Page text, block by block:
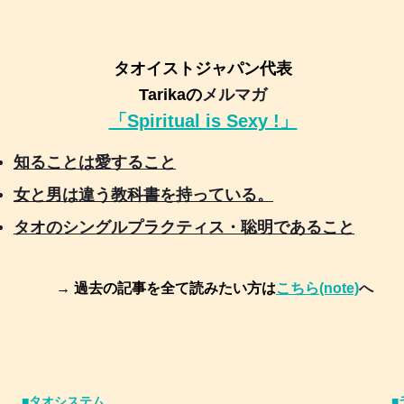
タオイストジャパン代表
Tarikaのメルマガ
「Spiritual is Sexy !」
知ることは愛すること
女と男は違う教科書を持っている。
タオのシングルプラクティス・聡明であること
→ 過去の記事を全て読みたい方はこちら(note)へ